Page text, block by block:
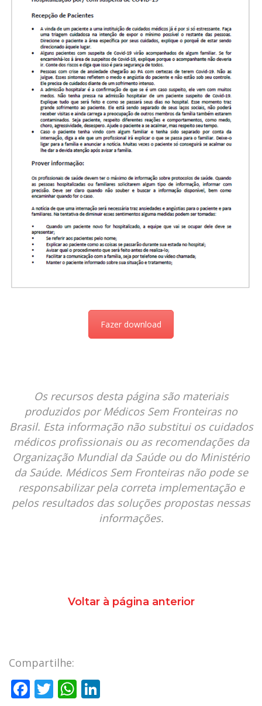
Fazer download
Os recursos desta página são materiais
produzidos por Médicos Sem Fronteiras no
Brasil. Esta informação não substitui os cuidados
médicos profissionais ou as recomendações da
Organização Mundial da Saúde ou do Ministério
da Saúde. Médicos Sem Fronteiras não pode se
responsabilizar pela correta implementação e
pelos resultados das soluções propostas nessas
informações.
Voltar à página anterior
Compartilhe:
F T W